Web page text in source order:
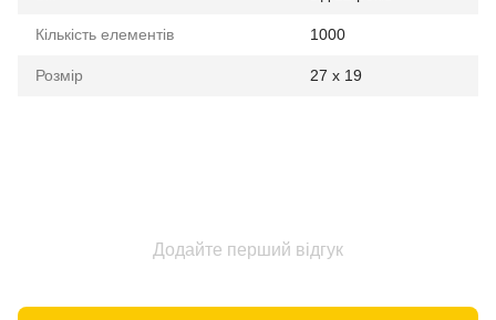
Кількість елементів 1000
Розмір 27 x 19
Додайте перший відгук